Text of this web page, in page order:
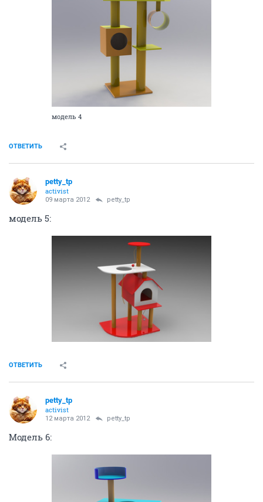
модель 4
ОТВЕТИТЬ
petty_tp
activist
09 марта 2012 petty_tp
модель 5:
ОТВЕТИТЬ
petty_tp
activist
12 марта 2012 petty_tp
Модель 6: